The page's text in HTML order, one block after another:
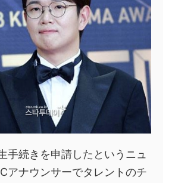
手続きを申請したというニュ
アナウンサーでタレントのチ